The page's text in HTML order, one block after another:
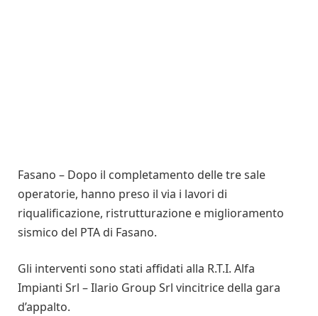
Fasano – Dopo il completamento delle tre sale
operatorie, hanno preso il via i lavori di
riqualificazione, ristrutturazione e miglioramento
sismico del PTA di Fasano.
Gli interventi sono stati affidati alla R.T.I. Alfa
Impianti Srl – Ilario Group Srl vincitrice della gara
d’appalto.